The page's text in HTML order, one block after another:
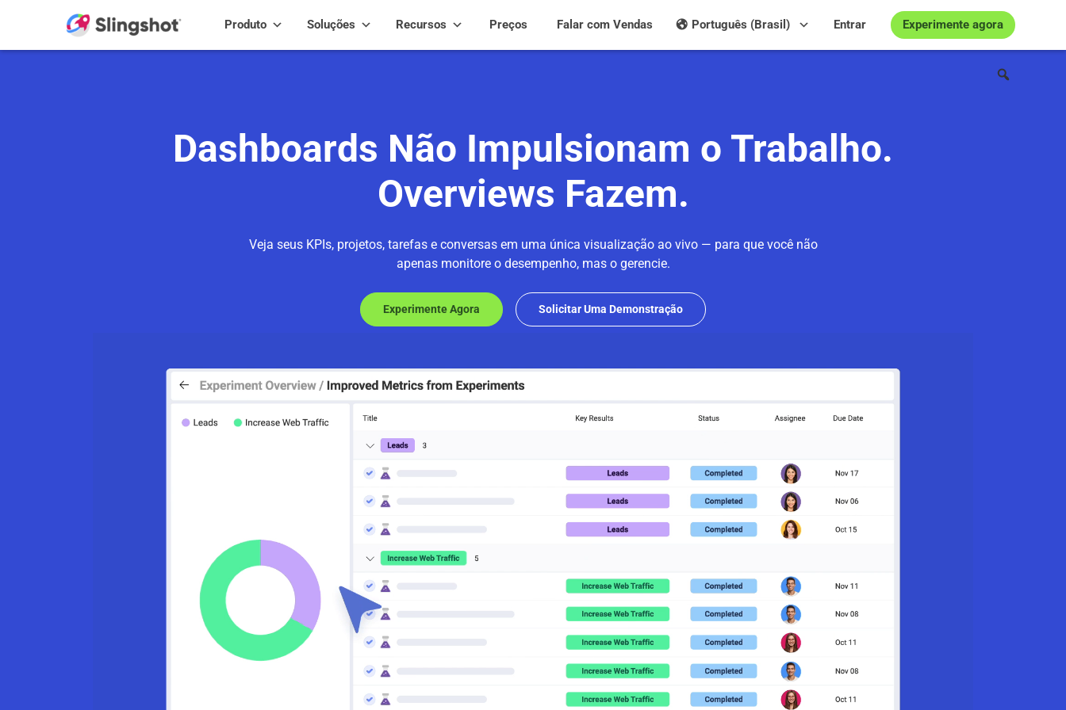
Produto Soluções Recursos Preços Experimente agora
Entrar
Português (Brasil)
Falar com Vendas
Dashboards Não Impulsionam o Trabalho.
Overviews Fazem.
Veja seus KPIs, projetos, tarefas e conversas em uma única visualização ao vivo — para que você não
apenas monitore o desempenho, mas o gerencie.
Experimente Agora Solicitar Uma Demonstração